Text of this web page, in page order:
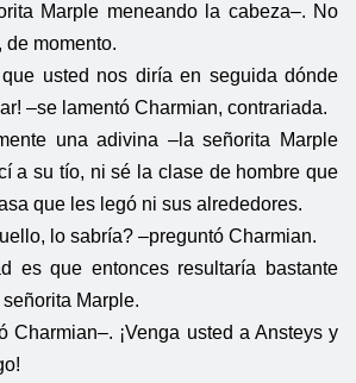
Marple meneando la cabeza–. No
de momento.
usted nos diría en seguida dónde
–se lamentó Charmian, contrariada.
una adivina –la señorita Marple
a su tío, ni sé la clase de hombre que
que les legó ni sus alrededores.
lo sabría? –preguntó Charmian.
es que entonces resultaría bastante
Marple.
Charmian–. ¡Venga usted a Ansteys y